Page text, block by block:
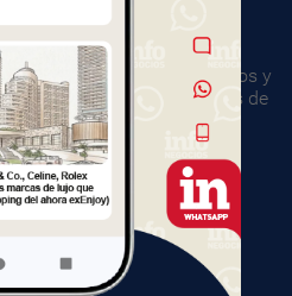
Información, videos y
acontecimientos y negocios de